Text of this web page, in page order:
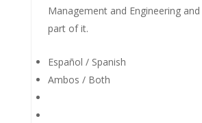
Management and Engineering
part of it.
Español / Spanish
Ambos / Both